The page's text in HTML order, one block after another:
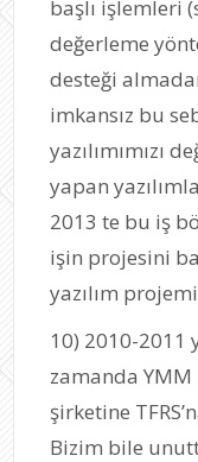
başlı işlemleri
değerleme
desteği
imkansız bu
yazılımımızı
yapan
2013 te bu iş
işin projesini
yazılım
10) 2010-2011
zamanda YMM
şirketine
Bizim bile